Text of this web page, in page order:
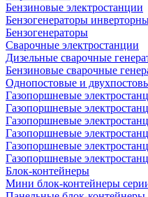
Бензиновые электростанции
Бензогенераторы
Бензогенераторы
Сварочные электростанции
Дизельные сварочные
Бензиновые сварочные
Однопостовые и
Газопоршневые
Газопоршневые
Газопоршневые
Газопоршневые
Газопоршневые
Газопоршневые
Блок-контейнеры
Мини блок-контейнеры